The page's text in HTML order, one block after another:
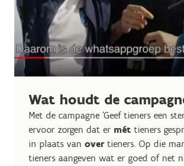
Wat houdt de
Met de campagne ‘Geef tieners een
ervoor zorgen dat er mét tieners
in plaats van overtieners. Op die
tieners aangeven wat er goed of net